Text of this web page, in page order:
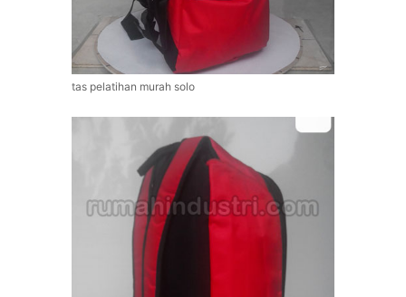
tas pelatihan murah solo